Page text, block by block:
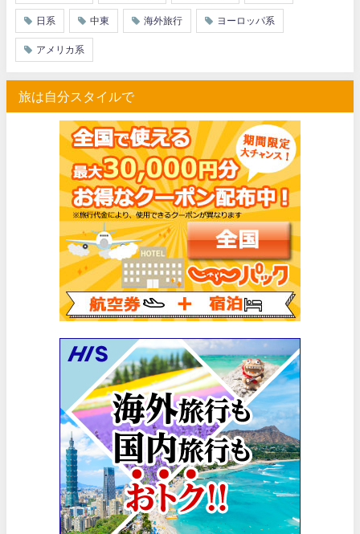
07/01 Trip.com) 海外航空券1%OFFクーポン TRIP2
07/01 エアトリ) 海外航空券(60日前) 1,000円OFFクーポン
HIS) スーパーサマーセールFINAL
楽天トラベル) 海外ツアー 最大30,000円OFFクーポン
Trip.com) 海外航空券(香港) 最大5,000円OFFクーポン
Trip.com) 韓国旅 最大50%OFFセール
エアトリ) 海外航空券 最大3,000円OFFクーポン
HIS) 海外航空券 2,000円OFFクーポン
HIS) 海外航空券タイムセール
楽天トラベル) 海外ツアー 最大15,000円OFFクーポン
Trip.com) 海外航空券(アジア) 6,900円~
Trip.com) 航空券＋ホテル 最大5,000円OFFクーポン
Trip.com) 海外航空券 最大2,500円OFFクーポン
Trip.com) タイ旅 最大50%OFFセール
楽天トラベル) 海外ツアー 最大30,000円OFFクーポン
HIS) 海外旅行タイムセール(関西発)
HIS) 海外航空券 2,000円OFFクーポン
日系 中東 海外旅行 ヨーロッパ系
アメリカ系
旅は自分スタイルで